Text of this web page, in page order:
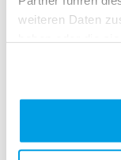
weiteren Daten